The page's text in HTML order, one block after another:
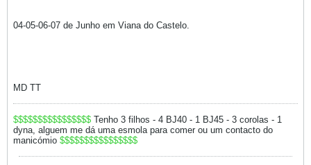
04-05-06-07 de Junho em Viana do Castelo.
MD TT
$$$$$$$$$$$$$$$$ Tenho 3 filhos - 4 BJ40 - 1 BJ45 - 3 corolas - 1
dyna, alguem me dá uma esmola para comer ou um contacto do
manicómio $$$$$$$$$$$$$$$$